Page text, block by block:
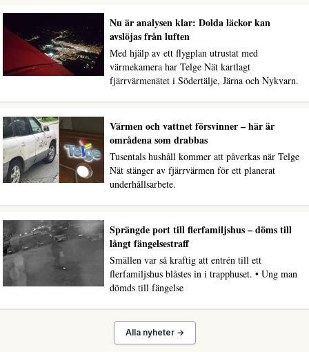
Nu är analysen klar: Dolda läckor kan
avslöjas från luften
Med hjälp av ett flygplan utrustat med
värmekamera har Telge Nät kartlagt
fjärrvärmenätet i Södertälje, Järna och Nykvarn.
Värmen och vattnet försvinner – här är
områdena som drabbas
Tusentals hushåll kommer att påverkas när Telge
Nät stänger av fjärrvärmen för ett planerat
underhållsarbete.
Sprängde port till flerfamiljshus – döms till
långt fängelsestraff
Smällen var så kraftig att entrén till ett
flerfamiljshus blåstes in i trapphuset. • Ung man
dömds till fängelse
Alla nyheter →